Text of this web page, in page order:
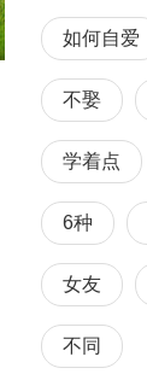
如何自爱
不娶
学着点
6种
女友
不同